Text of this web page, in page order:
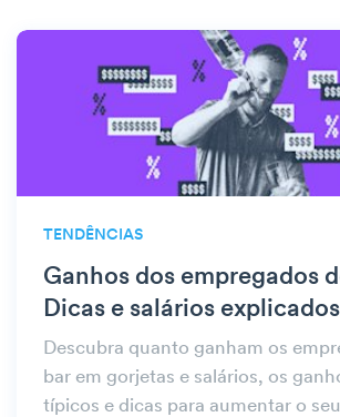
TENDÊNCIAS
Ganhos dos empregados
Dicas e salários explicados
Descubra quanto ganham os
bar em gorjetas e salários, os
típicos e dicas para aumentar o